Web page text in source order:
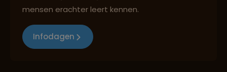
mensen erachter leert kennen.
Infodagen